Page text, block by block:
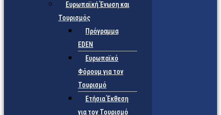
Ευρωπαϊκή Ένωση και
Τουρισμός
Πρόγραμμα
EDEN
Ευρωπαϊκό
Φόρουμ για τον
Τουρισμό
Ετήσια Έκθεση
για τον Τουρισμό